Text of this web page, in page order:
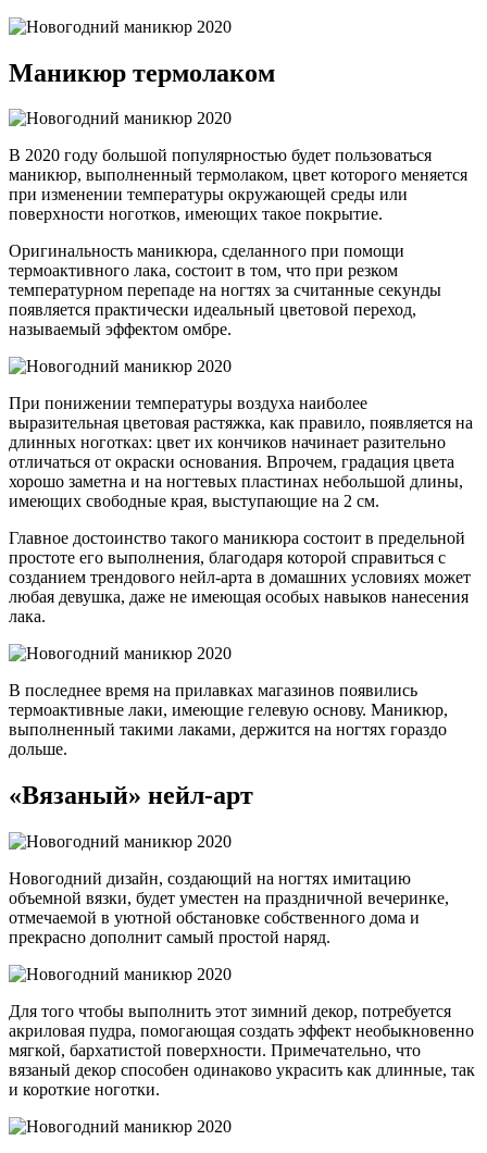
Маникюр термолаком
В 2020 году большой популярностью будет пользоваться
маникюр, выполненный термолаком, цвет которого меняется
при изменении температуры окружающей среды или
поверхности ноготков, имеющих такое покрытие.
Оригинальность маникюра, сделанного при помощи
термоактивного лака, состоит в том, что при резком
температурном перепаде на ногтях за считанные секунды
появляется практически идеальный цветовой переход,
называемый эффектом омбре.
При понижении температуры воздуха наиболее
выразительная цветовая растяжка, как правило, появляется на
длинных ноготках: цвет их кончиков начинает разительно
отличаться от окраски основания. Впрочем, градация цвета
хорошо заметна и на ногтевых пластинах небольшой длины,
имеющих свободные края, выступающие на 2 см.
Главное достоинство такого маникюра состоит в предельной
простоте его выполнения, благодаря которой справиться с
созданием трендового нейл-арта в домашних условиях может
любая девушка, даже не имеющая особых навыков нанесения
лака.
В последнее время на прилавках магазинов появились
термоактивные лаки, имеющие гелевую основу. Маникюр,
выполненный такими лаками, держится на ногтях гораздо
дольше.
«Вязаный» нейл-арт
Новогодний дизайн, создающий на ногтях имитацию
объемной вязки, будет уместен на праздничной вечеринке,
отмечаемой в уютной обстановке собственного дома и
прекрасно дополнит самый простой наряд.
Для того чтобы выполнить этот зимний декор, потребуется
акриловая пудра, помогающая создать эффект необыкновенно
мягкой, бархатистой поверхности. Примечательно, что
вязаный декор способен одинаково украсить как длинные, так
и короткие ноготки.